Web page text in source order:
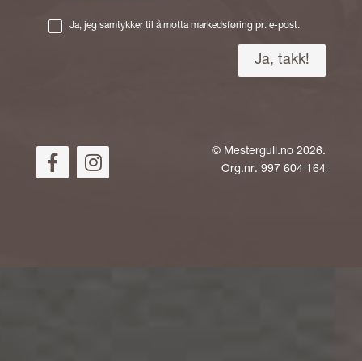
Ja, jeg samtykker til å motta markedsføring pr. e-post.
© Mestergull.no 2026.
Org.nr. 997 604 164